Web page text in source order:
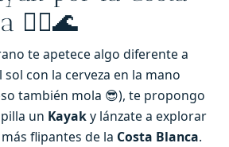
🚣‍♂️🌊
te apetece algo diferente a
con la cerveza en la mano
también mola 😎), te propongo
un Kayaky lánzate a explorar
flipantes de la Costa Blanca.